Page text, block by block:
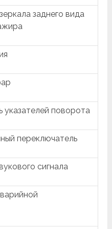
заднего вида
указателей поворота
переключатель
сигнала